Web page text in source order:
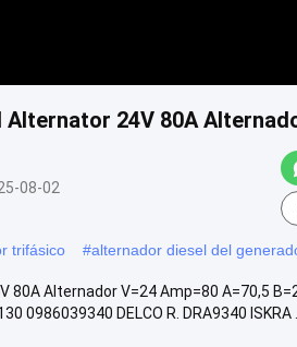
Alternator 24V 80A
08-02
trifásico #alternador diesel del
Alternador V=24 Amp=80 A=70,5
DELCO R. DRA9340 ISKRA ...